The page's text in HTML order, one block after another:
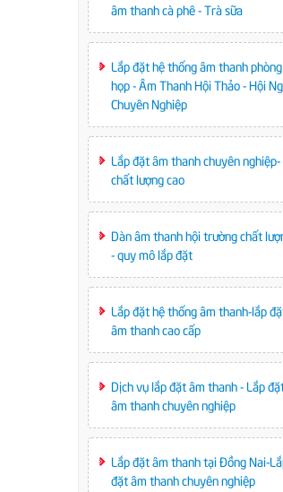
MIXER AMPLIFIER CHỌN 2 VÙNG
âm thanh cà phê - Trà sữa
Lắp đặt hệ thống âm thanh phòng
họp - Âm Thanh Hội Thảo - Hội
Chuyên Nghiệp
Lắp đặt âm thanh chuyên nghiệp-
chất lượng cao
Dàn âm thanh hội trường chất
- quy mô lắp đặt
Lắp đặt hệ thống âm thanh-lắp
âm thanh cao cấp
Dịch vụ lắp đặt âm thanh - Lắp
âm thanh chuyên nghiệp
Lắp đặt âm thanh tại Đồng Nai-
đặt âm thanh chuyên nghiệp